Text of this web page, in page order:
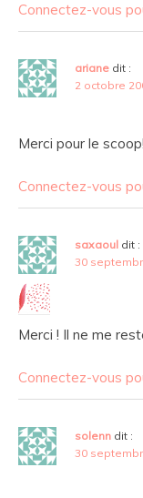
Connectez-vous
ariane dit :
2 octobre
Merci pour le scoop!
Connectez-vous
saxaoul dit :
30
Merci ! Il ne me
Connectez-vous
solenn dit :
30